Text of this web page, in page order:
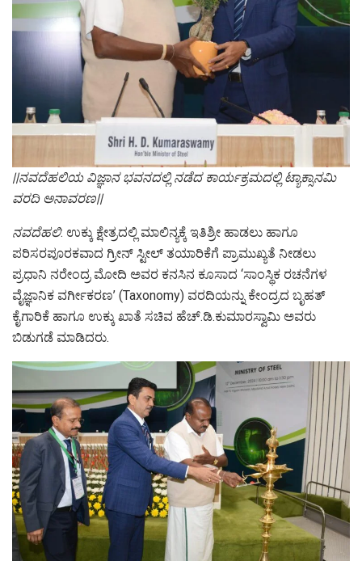
||ನವದೆಹಲಿಯ ವಿಜ್ಞಾನ ಭವನದಲ್ಲಿ ನಡೆದ ಕಾರ್ಯಕ್ರಮದಲ್ಲಿ ಟ್ಯಾಕ್ಸಾನಮಿ
ವರದಿ ಅನಾವರಣ||
ನವದೆಹಲಿ: ಉಕ್ಕು ಕ್ಷೇತ್ರದಲ್ಲಿ ಮಾಲಿನ್ಯಕ್ಕೆ ಇತಿಶ್ರೀ ಹಾಡಲು ಹಾಗೂ
ಪರಿಸರಪೂರಕವಾದ ಗ್ರೀನ್ ಸ್ಟೀಲ್ ತಯಾರಿಕೆಗೆ ಪ್ರಾಮುಖ್ಯತೆ ನೀಡಲು
ಪ್ರಧಾನಿ ನರೇಂದ್ರ ಮೋದಿ ಅವರ ಕನಸಿನ ಕೂಸಾದ ‘ಸಾಂಸ್ಥಿಕ ರಚನೆಗಳ
ವೈಜ್ಞಾನಿಕ ವರ್ಗೀಕರಣ’ (Taxonomy) ವರದಿಯನ್ನು ಕೇಂದ್ರದ ಬೃಹತ್
ಕೈಗಾರಿಕೆ ಹಾಗೂ ಉಕ್ಕು ಖಾತೆ ಸಚಿವ ಹೆಚ್.ಡಿ.ಕುಮಾರಸ್ವಾಮಿ ಅವರು
ಬಿಡುಗಡೆ ಮಾಡಿದರು.